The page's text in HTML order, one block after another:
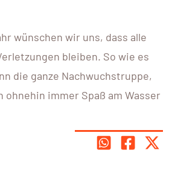
wünschen wir uns, dass alle
bleiben. So wie es
die ganze Nachwuchstruppe,
immer Spaß am Wasser